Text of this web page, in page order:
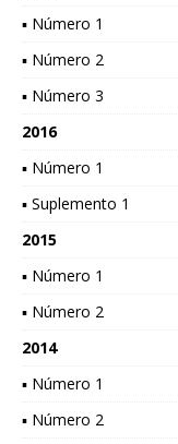
▪ Número 1
▪ Número 2
▪ Número 3
2016
▪ Número 1
▪ Suplemento 1
2015
▪ Número 1
▪ Número 2
2014
▪ Número 1
▪ Número 2